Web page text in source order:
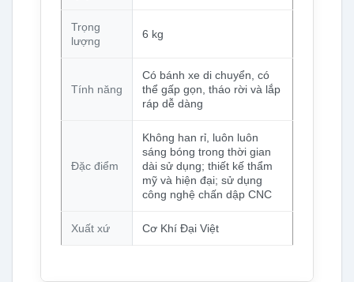
Trọng
lượng
6 kg
Tính năng
Có bánh xe di chuyển, có
thể gấp gọn, tháo rời và lắp
ráp dễ dàng
Đặc điểm
Không han rỉ, luôn luôn
sáng bóng trong thời gian
dài sử dụng; thiết kế thẩm
mỹ và hiện đại; sử dụng
công nghệ chấn dập CNC
Xuất xứ Cơ Khí Đại Việt